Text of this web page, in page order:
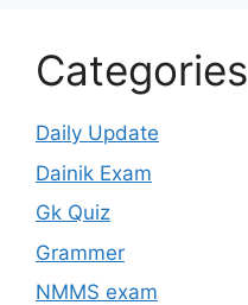
Categories
Daily Update
Dainik Exam
Gk Quiz
Grammer
NMMS exam